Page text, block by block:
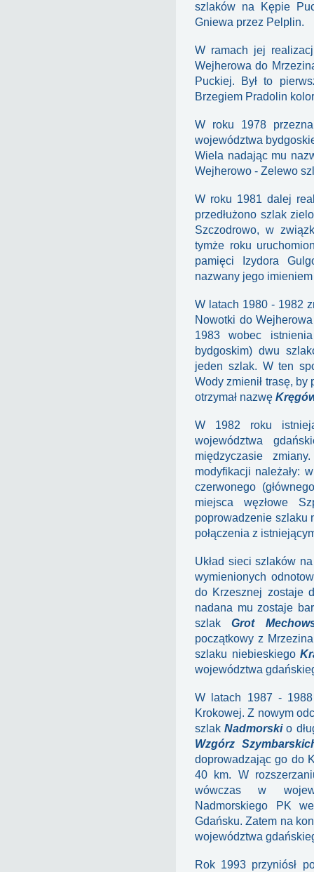
szlaków na Kępie
Gniewa przez Pelplin.
W ramach jej
Wejherowa do
Puckiej. Był to
Brzegiem Pradolin
W roku 1978
województwa
Wiela nadając mu
Wejherowo - Zelewo
W roku 1981 dalej
przedłużono szlak
Szczodrowo, w
tymże roku
pamięci Izydora
nazwany jego
W latach 1980 - 1982
Nowotki do
1983 wobec
bydgoskim) dwu
jeden szlak. W ten
Wody zmienił trasę,
otrzymał nazwę
W 1982 roku
województwa
międzyczasie
modyfikacji należały:
czerwonego
miejsca węzłowe
poprowadzenie szlaku
połączenia z
Układ sieci szlaków
wymienionych
do Krzesznej zostaje
nadana mu zostaje
szlakGrot
początkowy z
szlaku niebieskiego
województwa
W latach 1987 -
Krokowej. Z nowym
szlakNadmorskio
Wzgórz
doprowadzając go do
40 km. W
wówczas w
Nadmorskiego PK
Gdańsku. Zatem na
województwa
Rok 1993 przyniósł